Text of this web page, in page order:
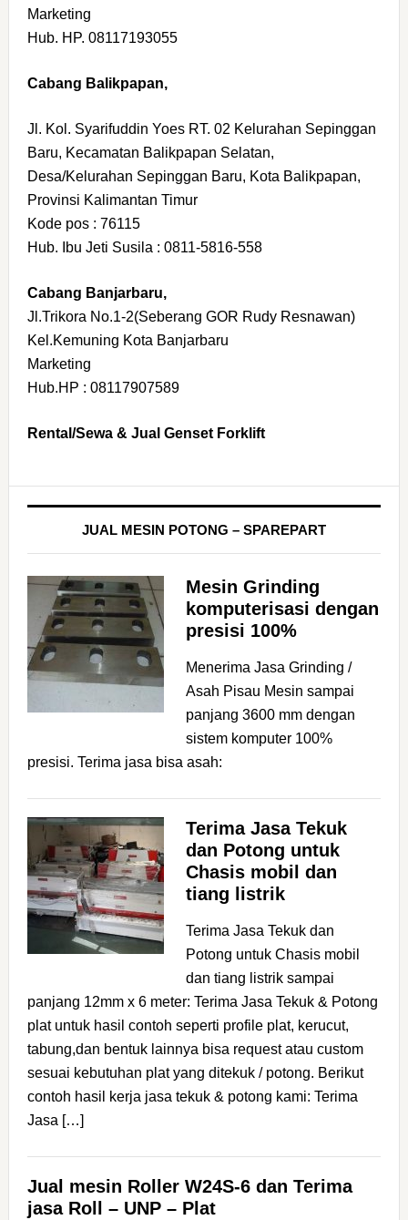
Marketing
Hub. HP. 08117193055
Cabang Balikpapan,
Jl. Kol. Syarifuddin Yoes RT. 02 Kelurahan Sepinggan
Baru, Kecamatan Balikpapan Selatan,
Desa/Kelurahan Sepinggan Baru, Kota Balikpapan,
Provinsi Kalimantan Timur
Kode pos : 76115
Hub. Ibu Jeti Susila : 0811-5816-558
Cabang Banjarbaru,
Jl.Trikora No.1-2(Seberang GOR Rudy Resnawan)
Kel.Kemuning Kota Banjarbaru
Marketing
Hub.HP : 08117907589
Rental/Sewa & Jual Genset Forklift
JUAL MESIN POTONG – SPAREPART
Mesin Grinding
komputerisasi dengan
presisi 100%
Menerima Jasa Grinding /
Asah Pisau Mesin sampai
panjang 3600 mm dengan
sistem komputer 100%
presisi. Terima jasa bisa asah:
Terima Jasa Tekuk
dan Potong untuk
Chasis mobil dan
tiang listrik
Terima Jasa Tekuk dan
Potong untuk Chasis mobil
dan tiang listrik sampai
panjang 12mm x 6 meter: Terima Jasa Tekuk & Potong
plat untuk hasil contoh seperti profile plat, kerucut,
tabung,dan bentuk lainnya bisa request atau custom
sesuai kebutuhan plat yang ditekuk / potong. Berikut
contoh hasil kerja jasa tekuk & potong kami: Terima
Jasa […]
Jual mesin Roller W24S-6 dan Terima
jasa Roll – UNP – Plat